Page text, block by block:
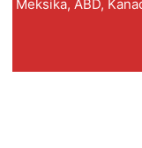
Meksika, ABD,